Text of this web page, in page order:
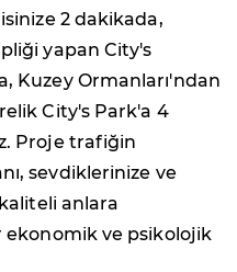
2 dakikada,
yapan City's
Kuzey Ormanları'ndan
City's Park'a 4
Proje trafiğin
sevdiklerinize ve
anlara
ve psikolojik